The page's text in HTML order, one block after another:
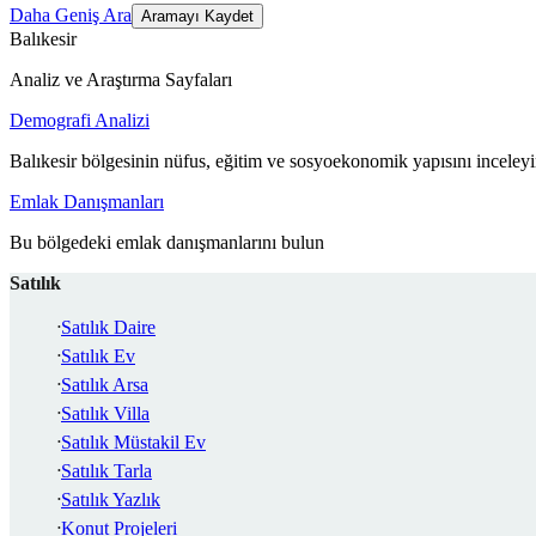
Daha Geniş Ara Aramayı Kaydet
Balıkesir
Analiz ve Araştırma Sayfaları
Demografi Analizi
Balıkesir bölgesinin nüfus, eğitim ve sosyoekonomik yapısını
Emlak Danışmanları
Bu bölgedeki emlak danışmanlarını bulun
Satılık
Satılık Daire
Satılık Ev
Satılık Arsa
Satılık Villa
Satılık Müstakil Ev
Satılık Tarla
Satılık Yazlık
Konut Projeleri